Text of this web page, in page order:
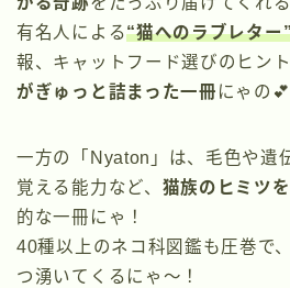
有名人による“猫へのラブレター
報、キャットフード選びのヒント
がぎゅっと詰まった一冊 にゃの💕
一方の「Nyaton」は、毛色や遺
覚える能力など、 猫族のヒミツ
的な一冊にゃ！
40種以上のネコ科図鑑も圧巻で
つ湧いてくるにゃ〜！